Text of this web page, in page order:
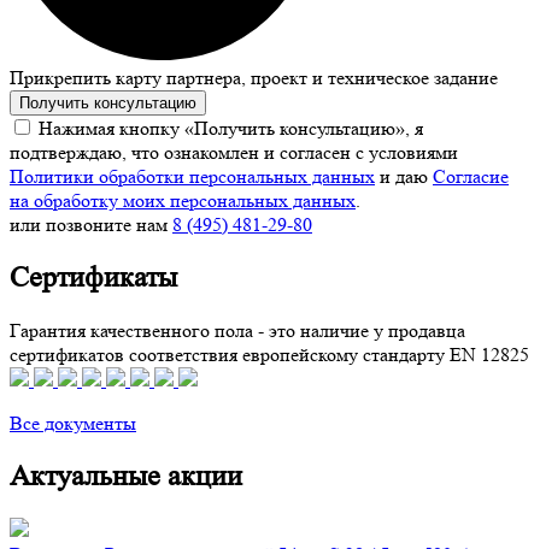
Прикрепить карту партнера, проект и техническое задание
Получить консультацию
Нажимая кнопку «Получить консультацию», я
подтверждаю, что ознакомлен и согласен с условиями
Политики обработки персональных данных и даю Согласие
на обработку моих персональных данных.
или позвоните нам 8 (495) 481-29-80
Сертификаты
Гарантия качественного пола - это наличие у продавца
сертификатов соответствия европейскому стандарту EN 12825
Все документы
Актуальные акции